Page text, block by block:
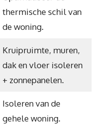
thermische schil van
de woning.
Kruipruimte, muren,
dak en vloer isoleren
+ zonnepanelen.
Isoleren van de
gehele woning.